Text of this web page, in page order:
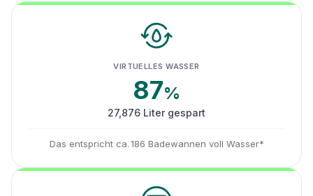
VIRTUELLES WASSER
87%
27,876 Liter gespart
Das entspricht ca. 186 Badewannen voll Wasser*